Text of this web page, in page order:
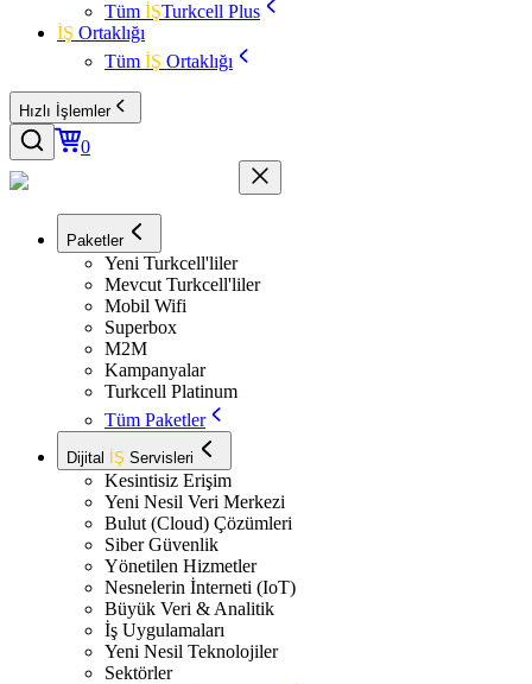
Tüm İŞTurkcell Plus
İŞ Ortaklığı
Tüm İŞ Ortaklığı
Hızlı İşlemler
0
Paketler
Yeni Turkcell'liler
Mevcut Turkcell'liler
Mobil Wifi
Superbox
M2M
Kampanyalar
Turkcell Platinum
Tüm Paketler
Dijital İŞ Servisleri
Kesintisiz Erişim
Yeni Nesil Veri Merkezi
Bulut (Cloud) Çözümleri
Siber Güvenlik
Yönetilen Hizmetler
Nesnelerin İnterneti (IoT)
Büyük Veri & Analitik
İş Uygulamaları
Yeni Nesil Teknolojiler
Sektörler